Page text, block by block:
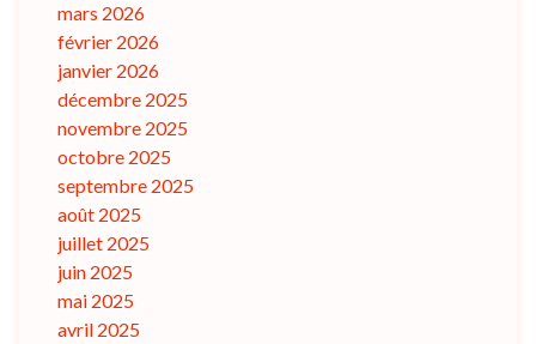
mars 2026
février 2026
janvier 2026
décembre 2025
novembre 2025
octobre 2025
septembre 2025
août 2025
juillet 2025
juin 2025
mai 2025
avril 2025